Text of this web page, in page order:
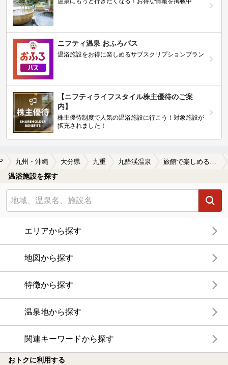
ニフティ温泉 おふろパス
温浴施設をお得に楽しめるサブスクリプションプラン
【ニフティライフスタイル株主優待のご案
内】
株主優待制度で人気の温浴施設に行こう！対象施設が
拡充されました！
九州・沖縄 大分県 九重 九酔渓温泉 旅館で楽しめる九酔渓温泉の温泉、日帰り温泉、スーパー銭湯おすすめ
温浴施設を探す
エリアから探す
地図から探す
特徴から探す
温泉地から探す
関連キーワードから探す
おトクに利用する